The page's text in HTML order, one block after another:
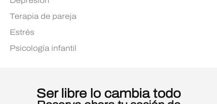
Terapia de pareja
Estrés
Psicología infantil
Ser libre lo cambia todo